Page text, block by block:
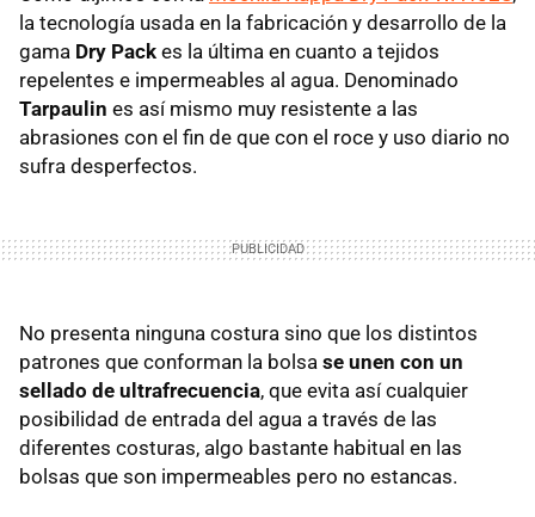
la tecnología usada en la fabricación y desarrollo de la
gama Dry Pack es la última en cuanto a tejidos
repelentes e impermeables al agua. Denominado
Tarpaulin es así mismo muy resistente a las
abrasiones con el fin de que con el roce y uso diario no
sufra desperfectos.
No presenta ninguna costura sino que los distintos
patrones que conforman la bolsa se unen con un
sellado de ultrafrecuencia, que evita así cualquier
posibilidad de entrada del agua a través de las
diferentes costuras, algo bastante habitual en las
bolsas que son impermeables pero no estancas.